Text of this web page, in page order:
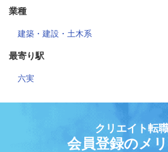
業種
建築・建設・土木系
最寄り駅
六実
クリエイト転
会員登録のメ